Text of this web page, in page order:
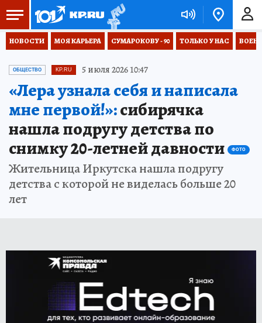
НОВОСТИ МОЯ КАРЬЕРА СУМАРОКОВУ - 90 ТОЛЬКО У НАС
ОБЩЕСТВО KP.RU 5 июля 2026 10:47
«Лера узнала себя и написала
мне первой!»:сибирячка
нашла подругу детства по
снимку 20-летней давности
ФОТО
Жительница Иркутска нашла подругу
детства с которой не виделась больше 20
лет